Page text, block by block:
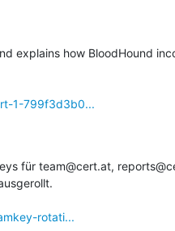
explains how BloodHound
1-799f3d3b0...
für team@cert.at,
rotati...